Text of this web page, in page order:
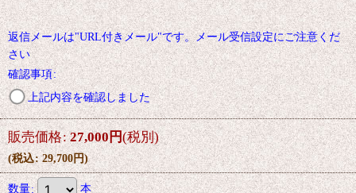
返信メールは"URL付きメール"です。メール受信設定にご注意くだ
さい
確認事項:
上記内容を確認しました
販売価格: 27,000円(税別)
(税込: 29,700円)
数量: 本